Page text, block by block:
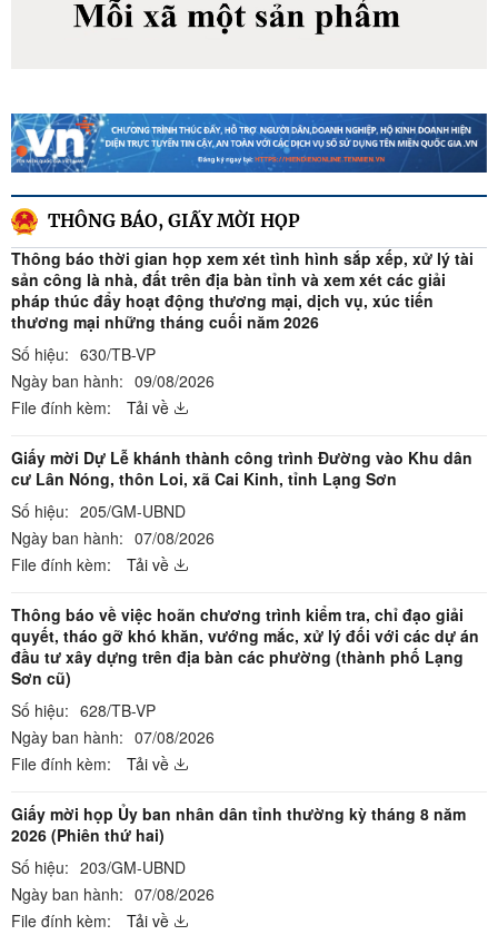
THÔNG BÁO, GIẤY MỜI HỌP
Thông báo thời gian họp xem xét tình hình sắp xếp, xử lý tài
sản công là nhà, đất trên địa bàn tỉnh và xem xét các giải
pháp thúc đẩy hoạt động thương mại, dịch vụ, xúc tiến
thương mại những tháng cuối năm 2026
Số hiệu: 630/TB-VP
Ngày ban hành: 09/08/2026
File đính kèm:
Tải về
Giấy mời Dự Lễ khánh thành công trình Đường vào Khu dân
cư Lân Nóng, thôn Loi, xã Cai Kinh, tỉnh Lạng Sơn
Số hiệu: 205/GM-UBND
Ngày ban hành: 07/08/2026
File đính kèm:
Tải về
Thông báo về việc hoãn chương trình kiểm tra, chỉ đạo giải
quyết, tháo gỡ khó khăn, vướng mắc, xử lý đối với các dự án
đầu tư xây dựng trên địa bàn các phường (thành phố Lạng
Sơn cũ)
Số hiệu: 628/TB-VP
Ngày ban hành: 07/08/2026
File đính kèm:
Tải về
Giấy mời họp Ủy ban nhân dân tỉnh thường kỳ tháng 8 năm
2026 (Phiên thứ hai)
Số hiệu: 203/GM-UBND
Ngày ban hành: 07/08/2026
File đính kèm:
Tải về